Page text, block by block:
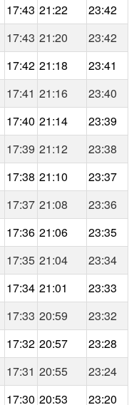
17:43 21:22
23:42
17:43 21:20
23:42
17:42 21:18
23:41
17:41 21:16
23:40
17:40 21:14
23:39
17:39 21:12
23:38
17:38 21:10
23:37
17:37 21:08
23:36
17:36 21:06
23:35
17:35 21:04
23:34
17:34 21:01
23:33
17:33 20:59
23:32
17:32 20:57
23:28
17:31 20:55
23:24
17:30 20:53
23:20